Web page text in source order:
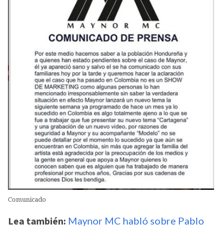
Comunicado
Lea también: Maynor MC habló sobre Pablo